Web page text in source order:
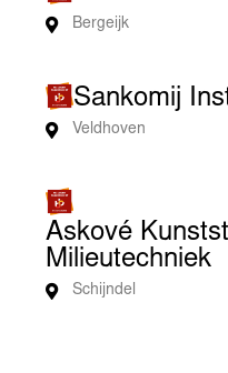
Bergeijk
Sankomij
Veldhoven
Askové
Milieutechniek
Schijndel